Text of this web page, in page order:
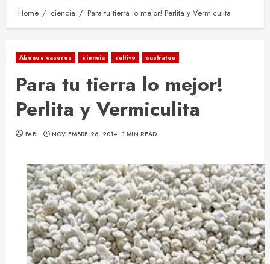
Home ciencia Para tu tierra lo mejor! Perlita y Vermiculita
Abonos caseros ciencia cultivo sustratos
Para tu tierra lo mejor!
Perlita y Vermiculita
FABI NOVIEMBRE 26, 2014 1 MIN READ